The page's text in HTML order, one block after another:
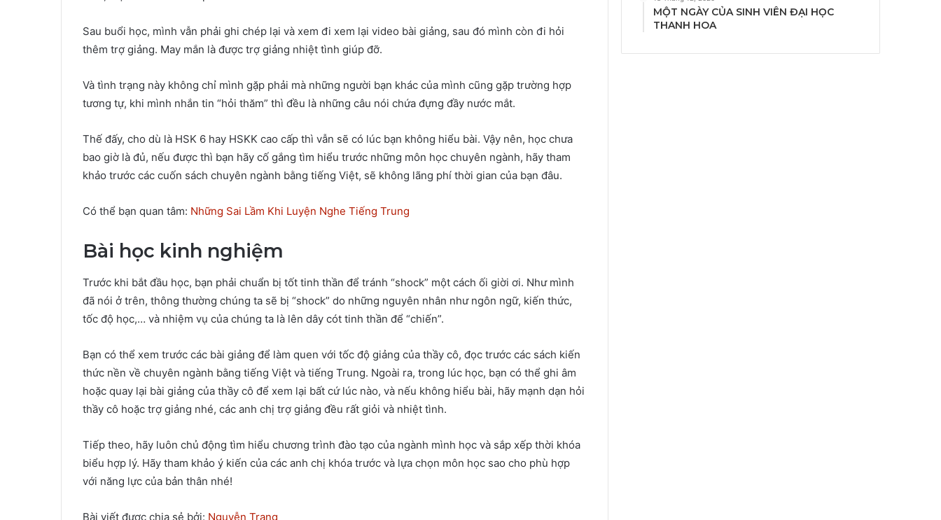
Sau buổi học, mình vẫn phải ghi chép lại và xem đi xem lại video bài giảng, sau đó mình còn đi hỏi
thêm trợ giảng. May mắn là được trợ giảng nhiệt tình giúp đỡ.
Và tình trạng này không chỉ mình gặp phải mà những người bạn khác của mình cũng gặp trường hợp
tương tự, khi mình nhắn tin “hỏi thăm” thì đều là những câu nói chứa đựng đầy nước mắt.
Thế đấy, cho dù là HSK 6 hay HSKK cao cấp thì vẫn sẽ có lúc bạn không hiểu bài. Vậy nên, học chưa
bao giờ là đủ, nếu được thì bạn hãy cố gắng tìm hiểu trước những môn học chuyên ngành, hãy tham
khảo trước các cuốn sách chuyên ngành bằng tiếng Việt, sẽ không lãng phí thời gian của bạn đâu.
Có thể bạn quan tâm: Những Sai Lầm Khi Luyện Nghe Tiếng Trung
Bài học kinh nghiệm
Trước khi bắt đầu học, bạn phải chuẩn bị tốt tinh thần để tránh “shock” một cách ối giời ơi. Như mình
đã nói ở trên, thông thường chúng ta sẽ bị “shock” do những nguyên nhân như ngôn ngữ, kiến thức,
tốc độ học,… và nhiệm vụ của chúng ta là lên dây cót tinh thần để “chiến”.
Bạn có thể xem trước các bài giảng để làm quen với tốc độ giảng của thầy cô, đọc trước các sách kiến
thức nền về chuyên ngành bằng tiếng Việt và tiếng Trung. Ngoài ra, trong lúc học, bạn có thể ghi âm
hoặc quay lại bài giảng của thầy cô để xem lại bất cứ lúc nào, và nếu không hiểu bài, hãy mạnh dạn hỏi
thầy cô hoặc trợ giảng nhé, các anh chị trợ giảng đều rất giỏi và nhiệt tình.
Tiếp theo, hãy luôn chủ động tìm hiểu chương trình đào tạo của ngành mình học và sắp xếp thời khóa
biểu hợp lý. Hãy tham khảo ý kiến của các anh chị khóa trước và lựa chọn môn học sao cho phù hợp
với năng lực của bản thân nhé!
Bài viết được chia sẻ bởi: Nguyễn Trang
MỘT NGÀY CỦA SINH VIÊN ĐẠI HỌC
THANH HOA